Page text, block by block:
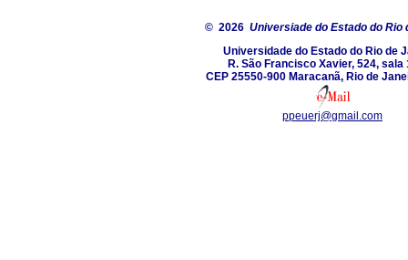
© 2026 Universiade do Estado do Rio
Universidade do Estado do Rio de
R. São Francisco Xavier, 524, sala
CEP 25550-900 Maracanã, Rio de
ppeuerj@gmail.com